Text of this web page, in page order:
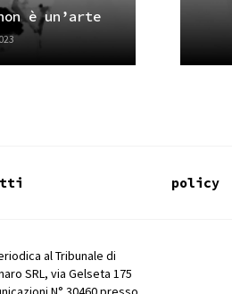
è un’arte
policy
al Tribunale di
SRL, via Gelseta 175